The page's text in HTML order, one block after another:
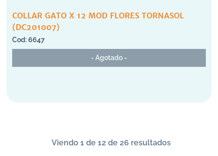
COLLAR GATO X 12 MOD FLORES TORNASOL
(DC201007)
6647
- Agotado -
Viendo 1 de 12 de 26 resultados